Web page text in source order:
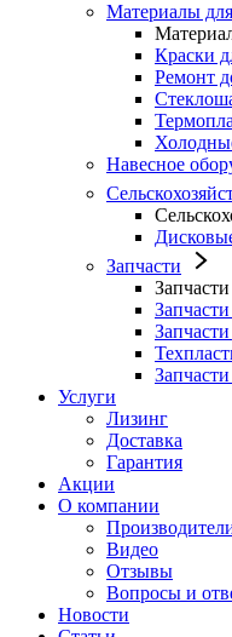
Материалы
Краски
Ремонт
Навесное
Запчасти
Запчасти
Услуги
Лизинг
Доставка
Гарантия
Акции
О компании
Видео
Отзывы
Вопросы и
Новости